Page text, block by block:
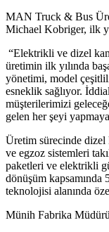
MAN Truck & Bus
Michael Kobriger, ilk
“Elektrikli ve dizel
üretimin ilk yılında
yönetimi, model
esneklik sağlıyor.
müşterilerimizi
gelen her şeyi
Üretim sürecinde dizel
ve egzoz sistemleri
paketleri ve elektrikli
dönüşüm kapsamında
teknolojisi alanında
Münih Fabrika